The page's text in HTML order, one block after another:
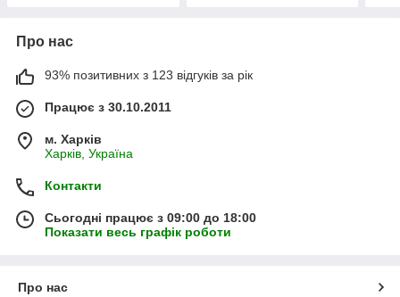
Про нас
93% позитивних з 123 відгуків за рік
Працює з 30.10.2011
м. Харків
Харків, Україна
Контакти
Сьогодні працює з 09:00 до 18:00
Показати весь графік роботи
Про нас